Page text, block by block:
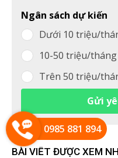
Ngân sách dự kiến
Dưới 10 triệu/
10-50 triệu/tháng
Trên 50 triệu/
Gửi
BÀI VIẾT ĐƯỢC XEM
0985 881 894